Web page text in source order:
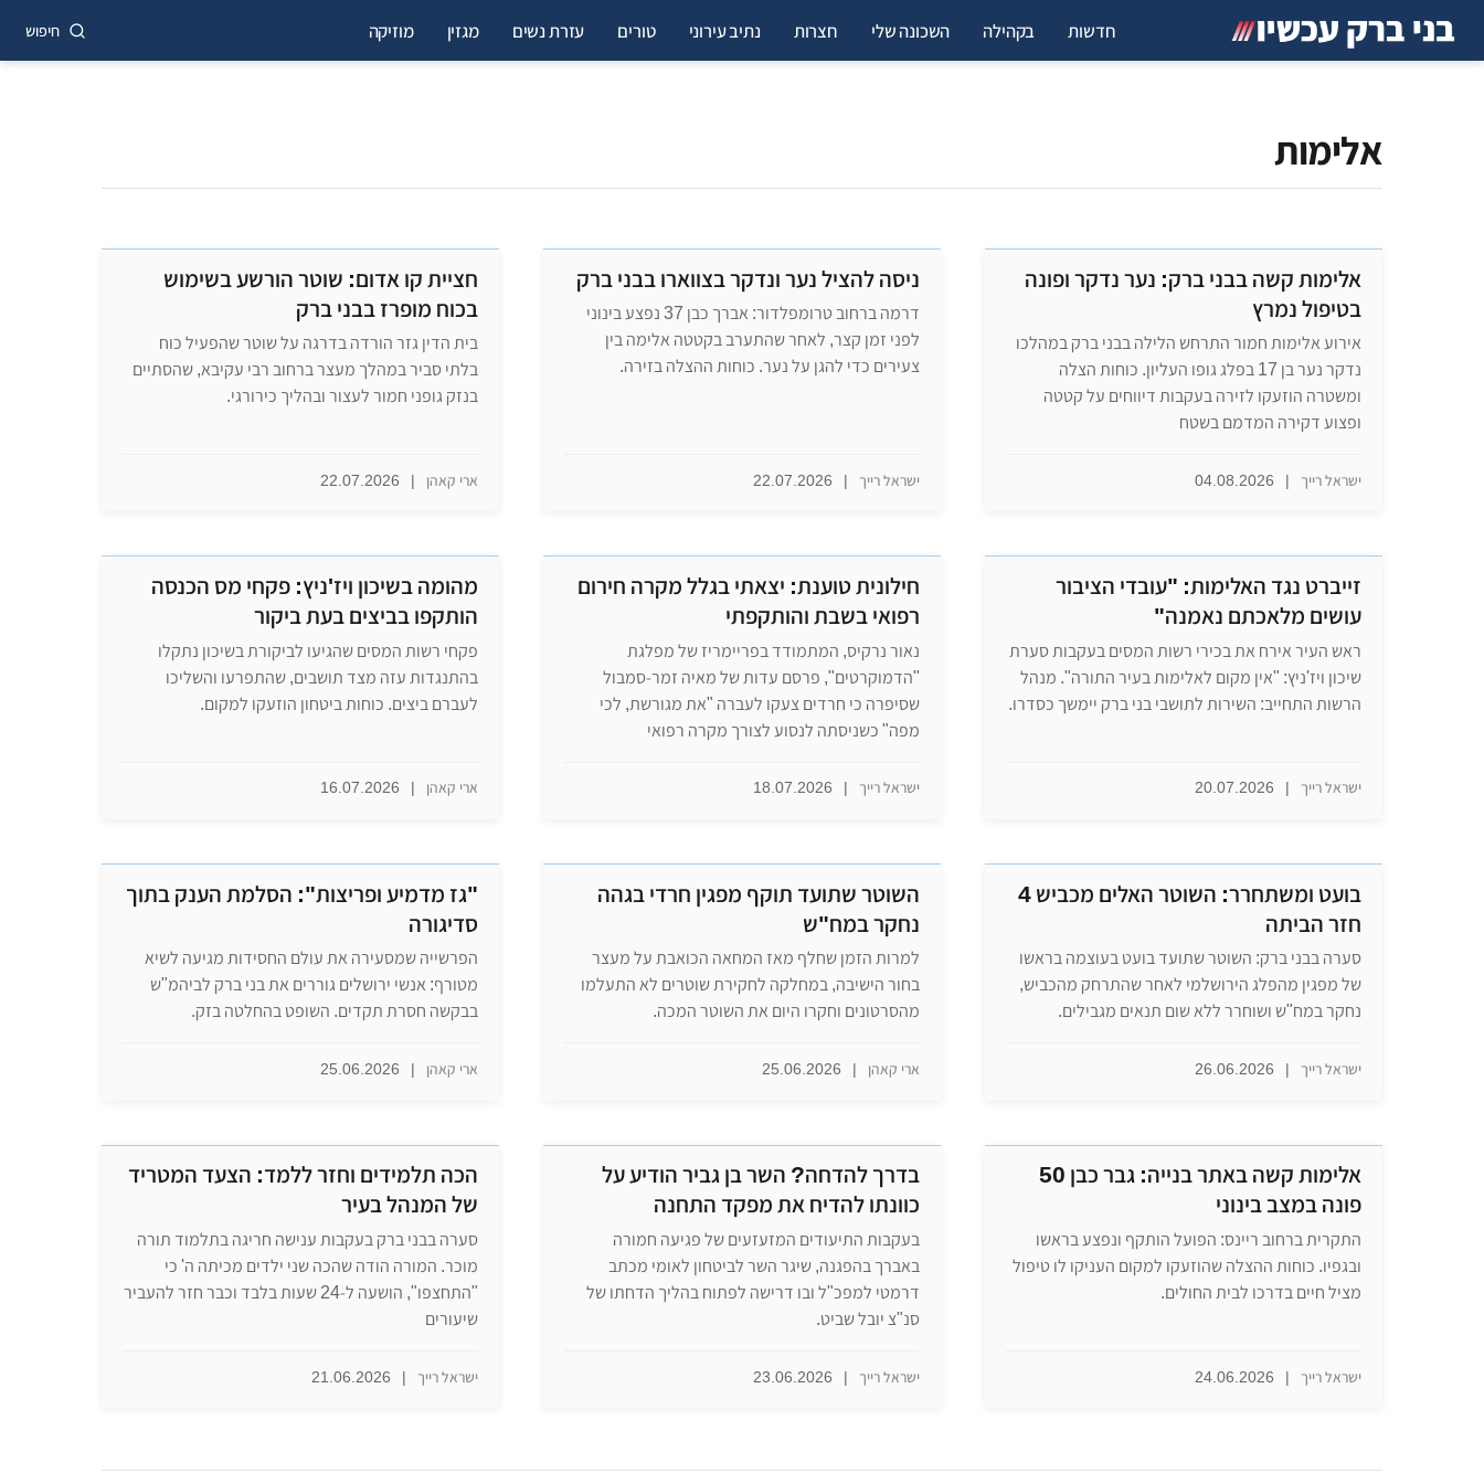
חדשות בקהילה השכונה שלי חצרות נתיב עירוני טורים עזרת נשים מגזין מוזיקה חיפוש
אלימות
אלימות קשה בבני ברק: נער נדקר ופונה
בטיפול נמרץ
אירוע אלימות חמור התרחש הלילה בבני ברק במהלכו
נדקר נער בן 17 בפלג גופו העליון. כוחות הצלה
ומשטרה הוזעקו לזירה בעקבות דיווחים על קטטה
ופצוע דקירה המדמם בשטח
ישראל רייך |
04.08.2026
ניסה להציל נער ונדקר בצווארו בבני ברק
​דרמה ברחוב טרומפלדור: אברך כבן 37 נפצע בינוני
לפני זמן קצר, לאחר שהתערב בקטטה אלימה בין
צעירים כדי להגן על נער. כוחות ההצלה בזירה.
ישראל רייך |
22.07.2026
חציית קו אדום: שוטר הורשע בשימוש
בכוח מופרז בבני ברק
בית הדין גזר הורדה בדרגה על שוטר שהפעיל כוח
בלתי סביר במהלך מעצר ברחוב רבי עקיבא, שהסתיים
בנזק גופני חמור לעצור ובהליך כירורגי.
ארי קאהן |
22.07.2026
זייברט נגד האלימות: "עובדי הציבור
עושים מלאכתם נאמנה"
ראש העיר אירח את בכירי רשות המסים בעקבות סערת
שיכון ויז'ניץ: "אין מקום לאלימות בעיר התורה". מנהל
הרשות התחייב: השירות לתושבי בני ברק יימשך כסדרו.
ישראל רייך |
20.07.2026
חילונית טוענת: יצאתי בגלל מקרה חירום
רפואי בשבת והותקפתי
נאור נרקיס, המתמודד בפריימריז של מפלגת
"הדמוקרטים", פרסם עדות של מאיה זמר-סמבול
שסיפרה כי חרדים צעקו לעברה "את מגורשת, לכי
מפה" כשניסתה לנסוע לצורך מקרה רפואי
ישראל רייך |
18.07.2026
מהומה בשיכון ויז'ניץ: פקחי מס הכנסה
הותקפו בביצים בעת ביקור
פקחי רשות המסים שהגיעו לביקורת בשיכון נתקלו
בהתנגדות עזה מצד תושבים, שהתפרעו והשליכו
לעברם ביצים. כוחות ביטחון הוזעקו למקום.
ארי קאהן |
16.07.2026
בועט ומשתחרר: השוטר האלים מכביש 4
חזר הביתה
סערה בבני ברק: השוטר שתועד בועט בעוצמה בראשו
של מפגין מהפלג הירושלמי לאחר שהתרחק מהכביש,
נחקר במח"ש ושוחרר ללא שום תנאים מגבילים.
ישראל רייך |
26.06.2026
השוטר שתועד תוקף מפגין חרדי בגהה
נחקר במח"ש
למרות הזמן שחלף מאז המחאה הכואבת על מעצר
בחור הישיבה, במחלקה לחקירת שוטרים לא התעלמו
מהסרטונים וחקרו היום את השוטר המכה.
ארי קאהן |
25.06.2026
"גז מדמיע ופריצות": הסלמת הענק בתוך
סדיגורה
הפרשייה שמסעירה את עולם החסידות מגיעה לשיא
מטורף: אנשי ירושלים גוררים את בני ברק לביהמ"ש
בבקשה חסרת תקדים. השופט בהחלטה בזק.
ארי קאהן |
25.06.2026
אלימות קשה באתר בנייה: גבר כבן 50
פונה במצב בינוני
התקרית ברחוב ריינס: הפועל הותקף ונפצע בראשו
ובגפיו. כוחות ההצלה שהוזעקו למקום העניקו לו טיפול
מציל חיים בדרכו לבית החולים.
ישראל רייך |
24.06.2026
בדרך להדחה? השר בן גביר הודיע על
כוונתו להדיח את מפקד התחנה
בעקבות התיעודים המזעזעים של פגיעה חמורה
באברך בהפגנה, שיגר השר לביטחון לאומי מכתב
דרמטי למפכ"ל ובו דרישה לפתוח בהליך הדחתו של
סנ"צ יובל שביט.
ישראל רייך |
23.06.2026
הכה תלמידים וחזר ללמד: הצעד המטריד
של המנהל בעיר
סערה בבני ברק בעקבות ענישה חריגה בתלמוד תורה
מוכר. המורה הודה שהכה שני ילדים מכיתה ה' כי
"התחצפו", הושעה ל-24 שעות בלבד וכבר חזר להעביר
שיעורים
ישראל רייך |
21.06.2026